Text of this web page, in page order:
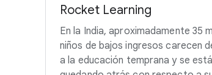
Rocket Learning
En la India, aproximadamente 35
niños de bajos ingresos carecen
a la educación temprana y se